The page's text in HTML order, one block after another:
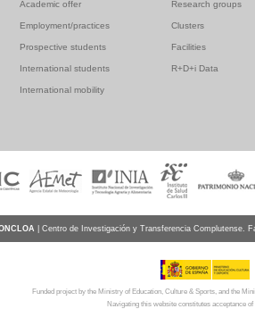
Academic offer Research groups
Employment/practices Clusters
Prospective students Facilities
International students R+D+i Data
International mobility
| Centro de Investigación y Transferencia Complutense.
Funded project by the Ministry of Education, Culture & Sports, and the
Navigating this website constitutes acceptance